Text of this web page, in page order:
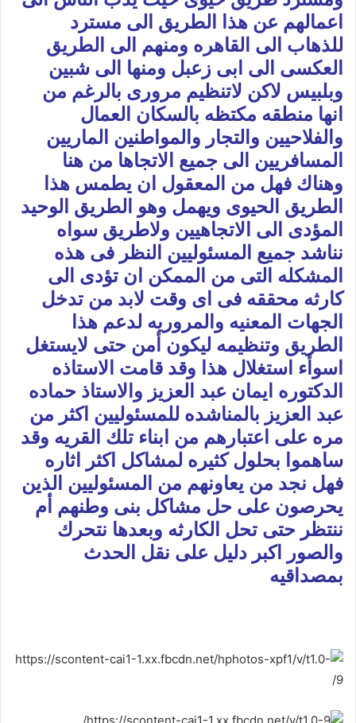
اعمالهم عن هذا الطريق الى مسترد
للذهاب الى القاهره ومنهم الى الطريق
العكسى الى ابى زعبل ومنها الى شبين
وبلبيس لاكن لاتنظيم مرورى بالرغم من
انها منطقه مكتظه بالسكان العمال
والفلاحيين والتجار والمواطنين الماريين
المسافريين الى جميع الاتجاها من هنا
وهناك فهل من المعقول ان يطمس هذا
الطريق الحيوى ويهمل وهو الطريق الوحيد
المؤدى الى الاتجاهيين ولاطريق سواه
نناشد جميع المسئوليين النظر فى هذه
المشكله التى من الممكن ان تؤدى الى
كارثه محققه فى اى وقت لابد من تدخل
الجهات المعنيه والمروريه لدعم هذا
الطريق وتنظيمه ليكون أمن حتى لايستغل
اسوأء استغلال هذا وقد قامت الاستاذه
الدكتوره ايمان عبد العزيز والاستاذ حماده
عبد العزيز بالمناشده للمسئوليين اكثر من
مره على اعتبارهم من ابناء تلك القريه وقد
ساهموا بحلول كثيره لمشاكل اكثر اثاره
فهل نجد من يعاونهم من المسئوليين الذين
يحرصون على حل مشاكل بنى وطنهم أم
ننتظر حتى تحل الكارثه وبعدها نتحرك
والصور اكبر دليل على نقل الحدث
بمصداقيه